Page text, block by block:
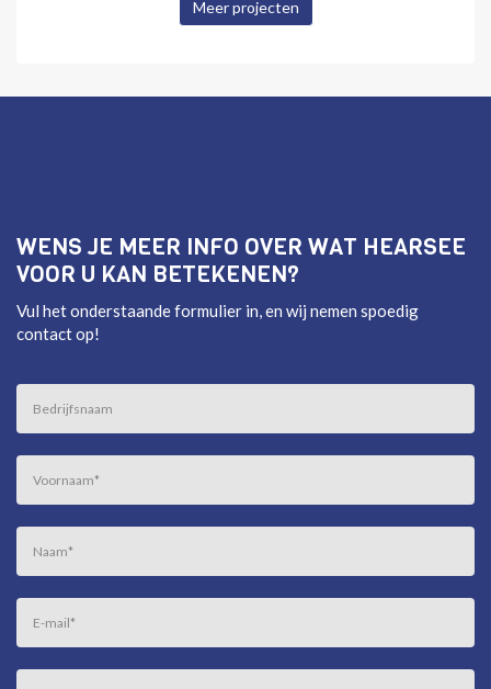
Meer projecten
WENS JE MEER INFO OVER WAT HEARSEE
VOOR U KAN BETEKENEN?
Vul het onderstaande formulier in, en wij nemen spoedig
contact op!